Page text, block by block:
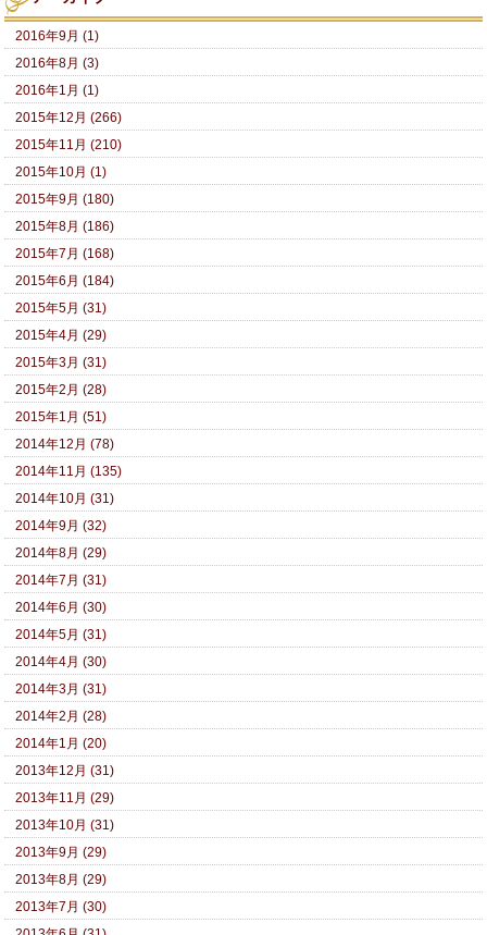
2016年9月 (1)
2016年8月 (3)
2016年1月 (1)
2015年12月 (266)
2015年11月 (210)
2015年10月 (1)
2015年9月 (180)
2015年8月 (186)
2015年7月 (168)
2015年6月 (184)
2015年5月 (31)
2015年4月 (29)
2015年3月 (31)
2015年2月 (28)
2015年1月 (51)
2014年12月 (78)
2014年11月 (135)
2014年10月 (31)
2014年9月 (32)
2014年8月 (29)
2014年7月 (31)
2014年6月 (30)
2014年5月 (31)
2014年4月 (30)
2014年3月 (31)
2014年2月 (28)
2014年1月 (20)
2013年12月 (31)
2013年11月 (29)
2013年10月 (31)
2013年9月 (29)
2013年8月 (29)
2013年7月 (30)